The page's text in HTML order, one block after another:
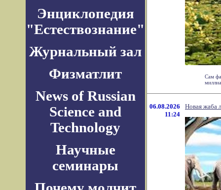
Энциклопедия
"Естествознание"
Журнальный зал
Физматлит
News of Russian
Science and
Technology
Научные
семинары
Сам
06.08.2026
11:24
Новая жаба